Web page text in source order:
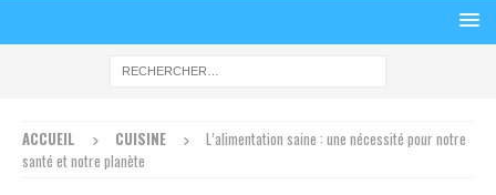
ACCUEIL CUISINE
L’alimentation saine : une nécessité pour notre
santé et notre planète